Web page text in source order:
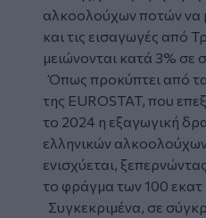
αλκοολούχων ποτών να
και τις εισαγωγές από
μειώνονται κατά 3% σε
Όπως προκύπτει από
της EUROSTAT, που
το 2024 η εξαγωγική
ελληνικών
ενισχύεται,
το φράγμα των 100 εκατ
Συγκεκριμένα, σε